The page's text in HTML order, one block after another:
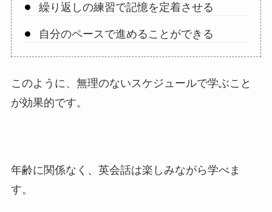
繰り返しの練習で記憶を定着させる
自分のペースで進めることができる
このように、無理のないスケジュールで学ぶこと
が効果的です。
年齢に関係なく、英会話は楽しみながら学べま
す。